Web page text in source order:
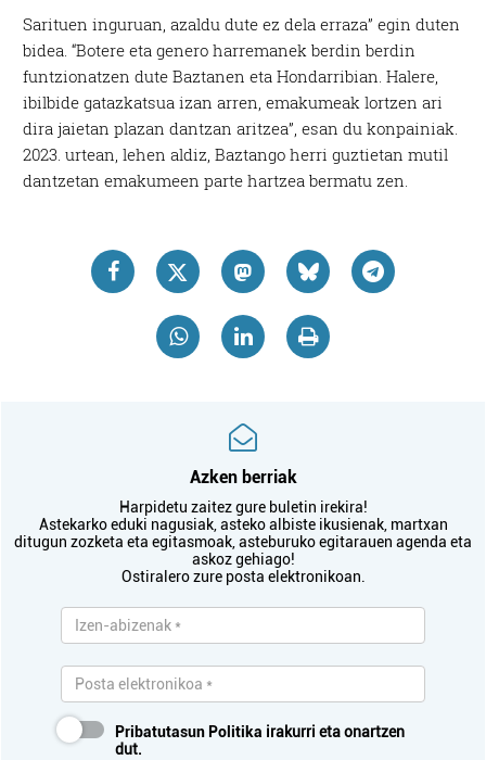
Sarituen inguruan, azaldu dute ez dela erraza” egin duten
bidea. “Botere eta genero harremanek berdin berdin
funtzionatzen dute Baztanen eta Hondarribian. Halere,
ibilbide gatazkatsua izan arren, emakumeak lortzen ari
dira jaietan plazan dantzan aritzea”, esan du konpainiak.
2023. urtean, lehen aldiz, Baztango herri guztietan mutil
dantzetan emakumeen parte hartzea bermatu zen.
Azken berriak
Harpidetu zaitez gure buletin irekira!
Astekarko eduki nagusiak, asteko albiste ikusienak, martxan
ditugun zozketa eta egitasmoak, asteburuko egitarauen agenda eta
askoz gehiago!
Ostiralero zure posta elektronikoan.
Pribatutasun Politika irakurri eta onartzen
dut.